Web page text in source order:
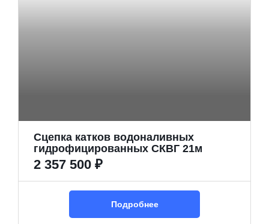
Сцепка катков водоналивных
гидрофицированных СКВГ 21м
2 357 500 ₽
Подробнее